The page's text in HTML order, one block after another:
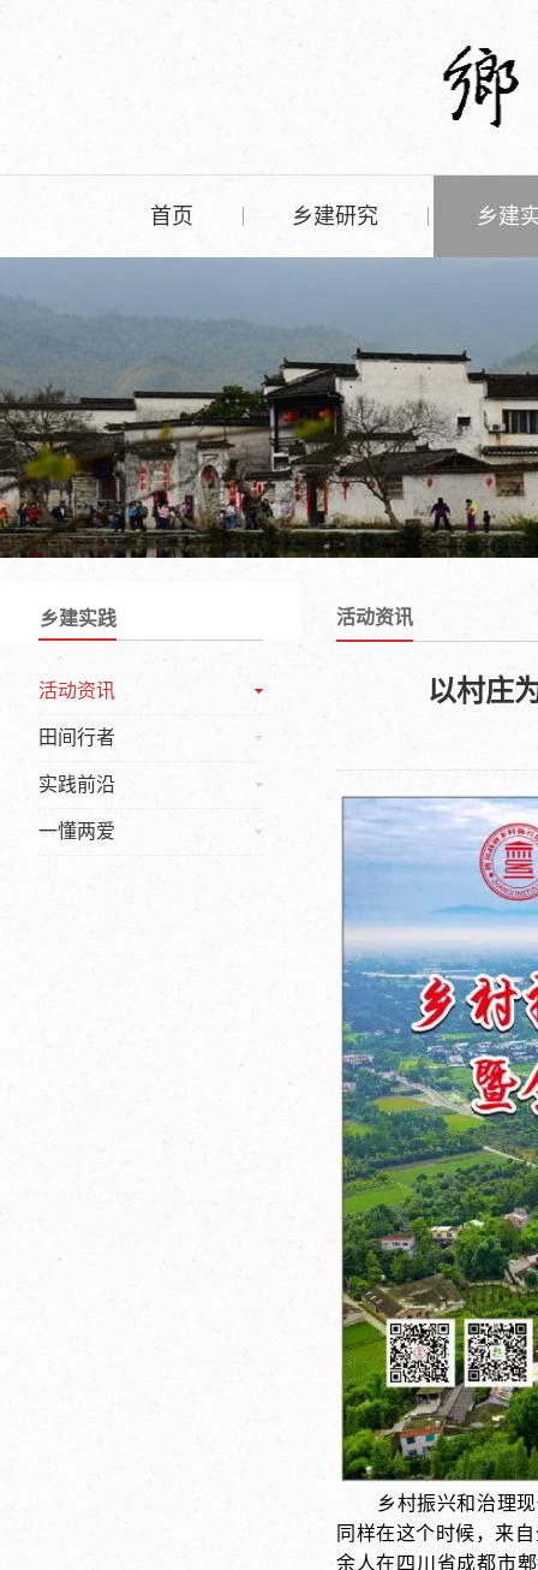
首页 乡建研究 乡建
乡建实践
活动资讯
田间行者
实践前沿
一懂两爱
活动资讯
以村庄
乡村振兴和治理
同样在这个时候，来
余人在四川省成都市